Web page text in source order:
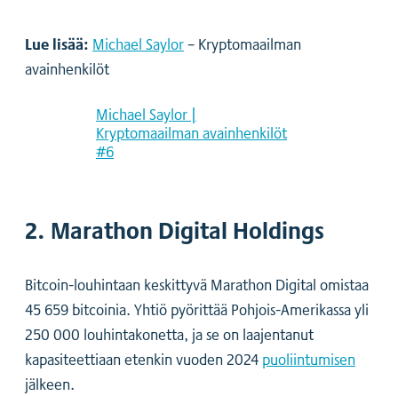
Lue lisää: Michael Saylor– Kryptomaailman
avainhenkilöt
Michael Saylor |
Kryptomaailman avainhenkilöt
#6
2. Marathon Digital Holdings
Bitcoin-louhintaan keskittyvä Marathon Digital omistaa
45 659 bitcoinia. Yhtiö pyörittää Pohjois-Amerikassa yli
250 000 louhintakonetta, ja se on laajentanut
kapasiteettiaan etenkin vuoden 2024puoliintumisen
jälkeen.